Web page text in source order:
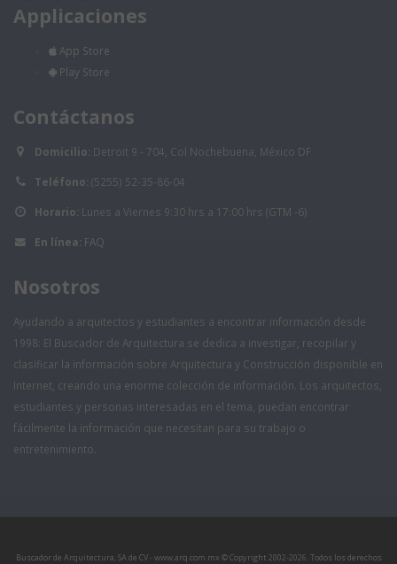
Applicaciones
App Store
Play Store
Contáctanos
Domicilio: Detroit 9 - 704, Col Nochebuena, México DF
Teléfono: (5255) 52-35-86-04
Horario: Lunes a Viernes 9:30 hrs a 17:00 hrs (GTM -6)
En línea: FAQ
Nosotros
Ayudando a arquitectos y estudiantes a encontrar información desde
1998: El Buscador de Arquitectura se dedica a investigar, recopilar y
clasificar la información sobre Arquitectura y Construcción disponible en
Internet, creando una enorme colección de información. Los arquitectos,
estudiantes y personas interesadas en el tema, puedan encontrar
fácilmente la información que necesitan para su trabajo o
entretenimiento.
Buscador de Arquitectura, SA de CV - www.arq.com.mx © Copyright 2002-2026. Todos los derechos